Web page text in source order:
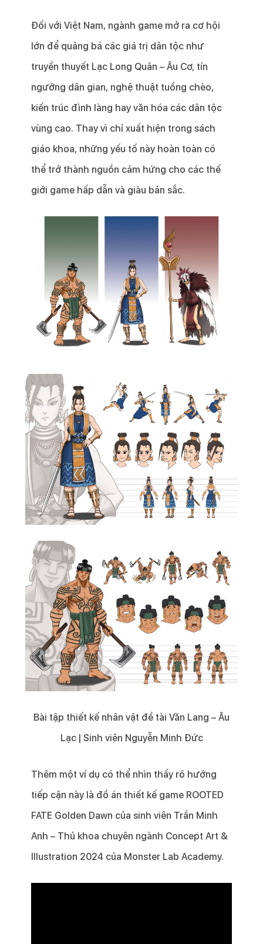
Đối với Việt Nam, ngành game mở ra cơ hội
lớn để quảng bá các giá trị dân tộc như
truyền thuyết Lạc Long Quân – Âu Cơ, tín
ngưỡng dân gian, nghệ thuật tuồng chèo,
kiến trúc đình làng hay văn hóa các dân tộc
vùng cao. Thay vì chỉ xuất hiện trong sách
giáo khoa, những yếu tố này hoàn toàn có
thể trở thành nguồn cảm hứng cho các thế
giới game hấp dẫn và giàu bản sắc.
Bài tập thiết kế nhân vật đề tài Văn Lang – Âu
Lạc | Sinh viên Nguyễn Minh Đức
Thêm một ví dụ có thể nhìn thấy rõ hướng
tiếp cận này là đồ án thiết kế game ROOTED
FATE Golden Dawn của sinh viên Trần Minh
Anh – Thủ khoa chuyên ngành Concept Art &
Illustration 2024 của Monster Lab Academy.